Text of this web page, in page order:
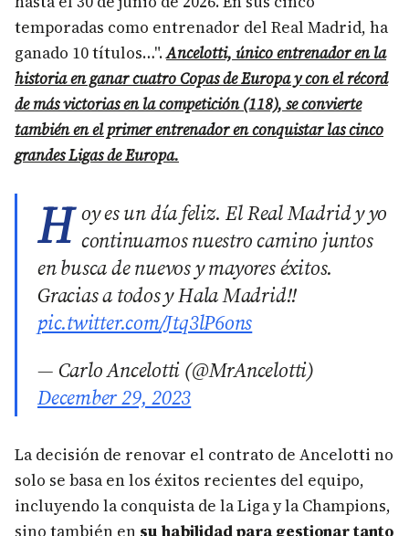
temporadas como entrenador del Real Madrid, ha
ganado 10 títulos…".Ancelotti, único entrenador en la
historia en ganar cuatro Copas de Europa y con el récord
de más victorias en la competición (118), se convierte
también en el primer entrenador en conquistar las cinco
grandes Ligas de Europa.
H oy es un día feliz. El Real Madrid y yo
continuamos nuestro camino juntos
en busca de nuevos y mayores éxitos.
Gracias a todos y Hala Madrid!!
pic.twitter.com/Jtq3lP6ons
— Carlo Ancelotti (@MrAncelotti)
December 29, 2023
La decisión de renovar el contrato de Ancelotti no
solo se basa en los éxitos recientes del equipo,
incluyendo la conquista de la Liga y la Champions,
sino también en su habilidad para gestionar tanto